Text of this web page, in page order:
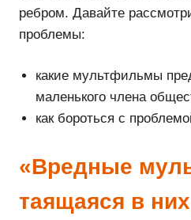
ребром. Давайте
проблемы:
какие мультфильмы
маленького члена
как бороться с
«Вредные
таящаяся в